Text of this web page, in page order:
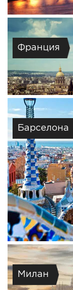
Франция
Барселона
Милан